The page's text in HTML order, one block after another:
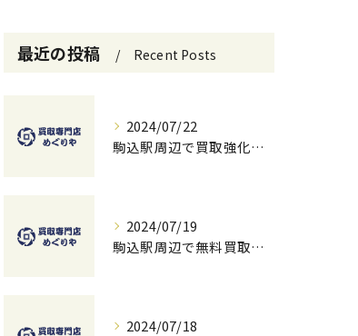
最近の投稿 Recent Posts
2024/07/22
駒込駅周辺で買取強化中！お得に売るための秘訣
2024/07/19
駒込駅周辺で無料買取を試すチャンス！ベストな方法とコツ
2024/07/18